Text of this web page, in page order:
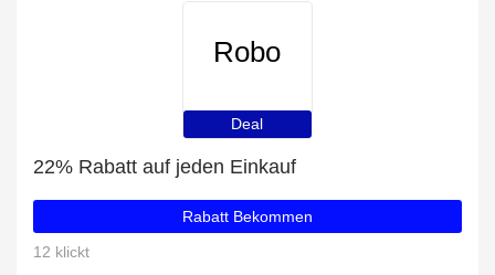
Robo
Deal
22% Rabatt auf jeden Einkauf
Rabatt Bekommen
12 klickt